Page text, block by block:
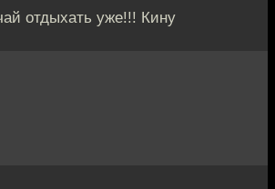
отдыхать уже!!! Кину